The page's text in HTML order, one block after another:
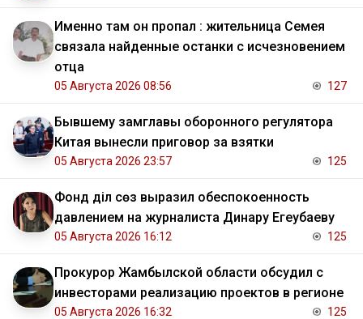
Именно там он пропал : жительница Семея
связала найденные останки с исчезновением
отца
05 Августа 2026 08:56 127
Бывшему замглавы оборонного регулятора
Китая вынесли приговор за взятки
05 Августа 2026 23:57 125
Фонд Әділ сөз выразил обеспокоенность
давлением на журналиста Динару Егеубаеву
05 Августа 2026 16:12 125
Прокурор Жамбылской области обсудил с
инвесторами реализацию проектов в регионе
05 Августа 2026 16:32 125